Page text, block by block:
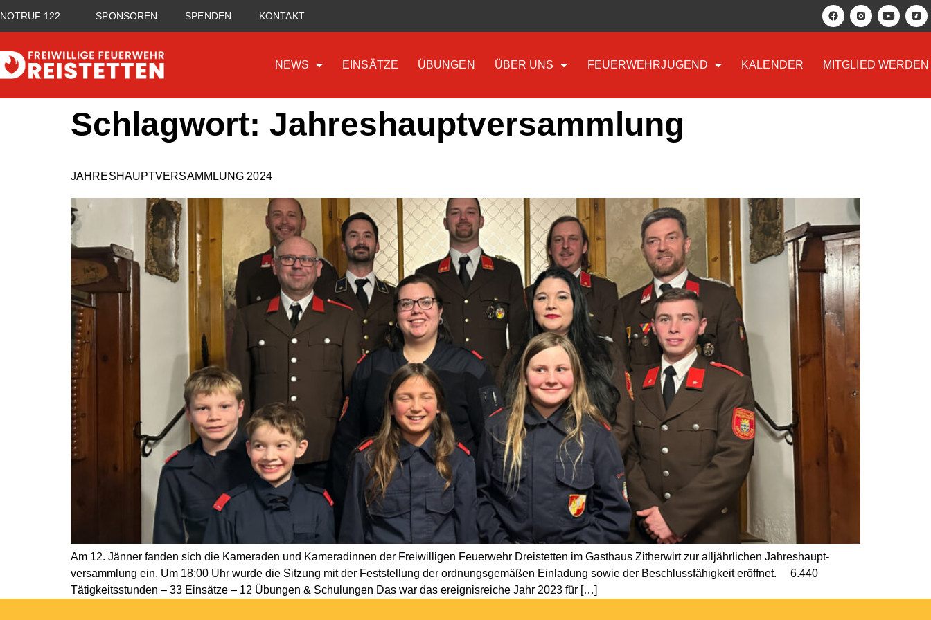
NOTRUF 122 SPONSOREN SPENDEN KONTAKT
NEWS EINSÄTZE ÜBUNGEN ÜBER UNS FEUERWEHRJUGEND KALENDER MITGLIED WERDEN
Schlagwort: Jahreshauptversammlung
JAHRESHAUPTVERSAMMLUNG 2024
Am 12. Jänner fanden sich die Kameraden und Kameradinnen der Freiwilligen Feuerwehr Dreistetten im Gasthaus Zitherwirt zur alljährlichen Jahreshaupt-
versammlung ein. Um 18:00 Uhr wurde die Sitzung mit der Feststellung der ordnungsgemäßen Einladung sowie der Beschlussfähigkeit eröffnet. 6.440
Tätigkeitsstunden – 33 Einsätze – 12 Übungen & Schulungen Das war das ereignisreiche Jahr 2023 für […]